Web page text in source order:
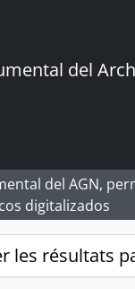
del
del AGN,
digitalizados
les résultats